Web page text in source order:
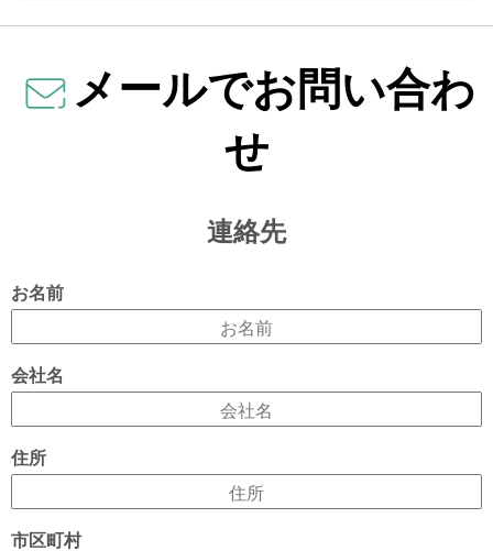
メールでお問い合わ
せ
連絡先
お名前
会社名
住所
市区町村